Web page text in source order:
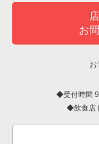
お
受付時間
飲食店